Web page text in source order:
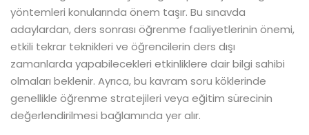
yöntemleri konularında önem taşır. Bu sınavda
adaylardan, ders sonrası öğrenme faaliyetlerinin önemi,
etkili tekrar teknikleri ve öğrencilerin ders dışı
zamanlarda yapabilecekleri etkinliklere dair bilgi sahibi
olmaları beklenir. Ayrıca, bu kavram soru köklerinde
genellikle öğrenme stratejileri veya eğitim sürecinin
değerlendirilmesi bağlamında yer alır.